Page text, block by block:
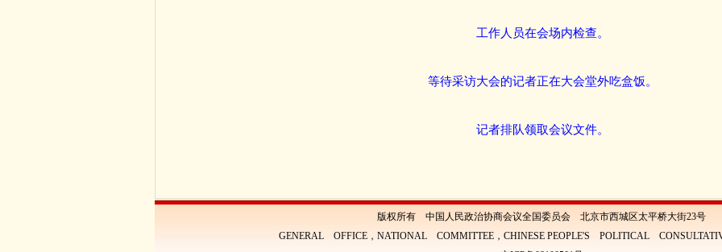
工作人员在会场内检查。
等待采访大会的记者正在大会堂外吃盒饭。
记者排队领取会议文件。
版权所有 中国人民政治协商会议全国委员会 北京市西城区太平桥大街23号
GENERAL OFFICE，NATIONAL COMMITTEE，CHINESE PEOPLE'S POLITICAL